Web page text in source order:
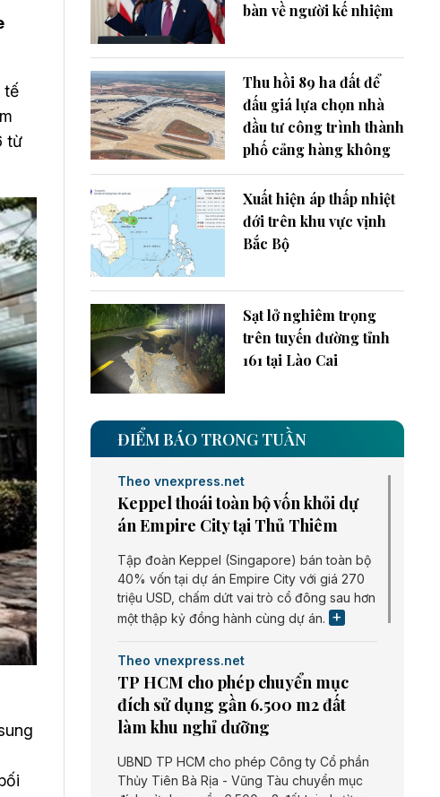
tế
từ
bàn về người kế nhiệm
Thu hồi 89 ha đất để
đấu giá lựa chọn nhà
đầu tư công trình thành
phố cảng hàng không
Xuất hiện áp thấp nhiệt
đới trên khu vực vịnh
Bắc Bộ
Sạt lở nghiêm trọng
trên tuyến đường tỉnh
161 tại Lào Cai
ĐIỂM BÁO TRONG TUẦN
Theo vnexpress.net
Keppel thoái toàn bộ vốn khỏi dự
án Empire City tại Thủ Thiêm
Tập đoàn Keppel (Singapore) bán toàn bộ
40% vốn tại dự án Empire City với giá 270
triệu USD, chấm dứt vai trò cổ đông sau hơn
một thập kỷ đồng hành cùng dự án.
Theo vnexpress.net
TP HCM cho phép chuyển mục
đích sử dụng gần 6.500 m2 đất
làm khu nghỉ dưỡng
UBND TP HCM cho phép Công ty Cổ phần
Thủy Tiên Bà Rịa - Vũng Tàu chuyển mục